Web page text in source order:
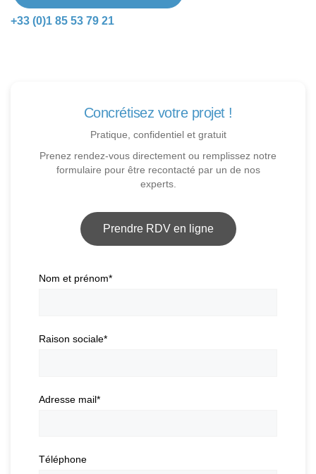
+33 (0)1 85 53 79 21
Concrétisez votre projet !
Pratique, confidentiel et gratuit
Prenez rendez-vous directement ou remplissez notre
formulaire pour être recontacté par un de nos
experts.
Prendre RDV en ligne
Nom et prénom*
Raison sociale*
Adresse mail*
Téléphone